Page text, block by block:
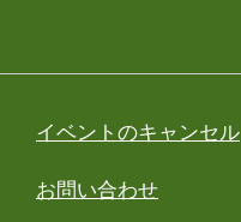
イベントのキャンセル
お問い合わせ